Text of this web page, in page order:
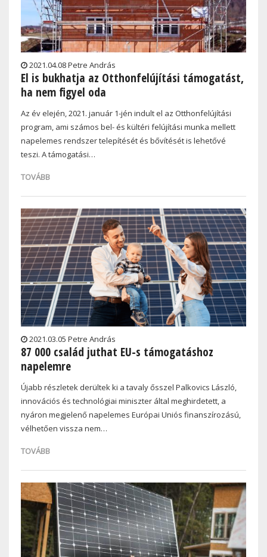
2021.04.08 Petre András
El is bukhatja az Otthonfelújítási támogatást,
ha nem figyel oda
Az év elején, 2021. január 1-jén indult el az Otthonfelújítási
program, ami számos bel- és kültéri felújítási munka mellett
napelemes rendszer telepítését és bővítését is lehetővé
teszi. A támogatási…
TOVÁBB
2021.03.05 Petre András
87 000 család juthat EU-s támogatáshoz
napelemre
Újabb részletek derültek ki a tavaly ősszel Palkovics László,
innovációs és technológiai miniszter által meghirdetett, a
nyáron megjelenő napelemes Európai Uniós finanszírozású,
vélhetően vissza nem…
TOVÁBB